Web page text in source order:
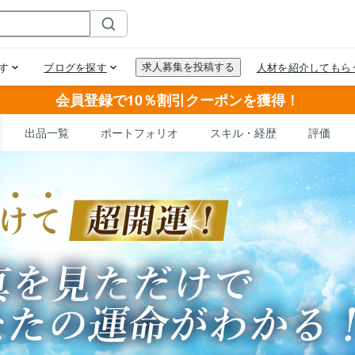
会員登録で10％割引クーポンを獲得！
出品一覧 ポートフォリオ スキル・経歴 評価